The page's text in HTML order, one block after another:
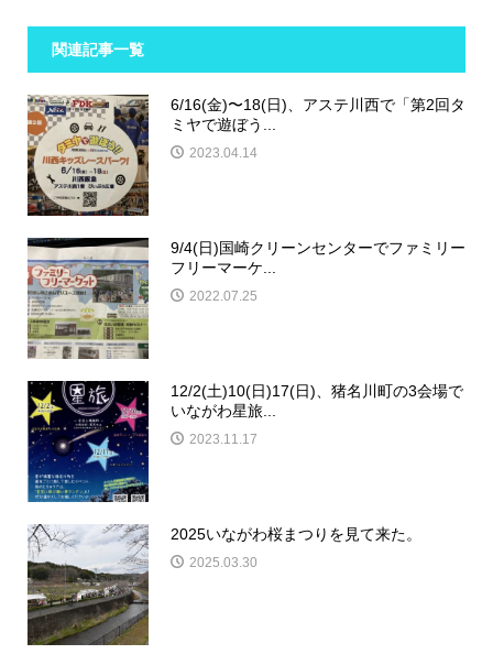
関連記事一覧
6/16(金)〜18(日)、アステ川西で「第2回タ
ミヤで遊ぼう...
2023.04.14
9/4(日)国崎クリーンセンターでファミリー
フリーマーケ...
2022.07.25
12/2(土)10(日)17(日)、猪名川町の3会場で
いながわ星旅...
2023.11.17
2025いながわ桜まつりを見て来た。
2025.03.30